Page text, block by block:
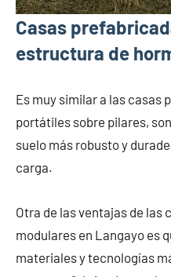
Casas
estructura de
Es muy similar a las casas
portátiles sobre pilares,
suelo más robusto y
carga.
Otra de las ventajas de las
modulares en Langayo es
materiales y tecnologías